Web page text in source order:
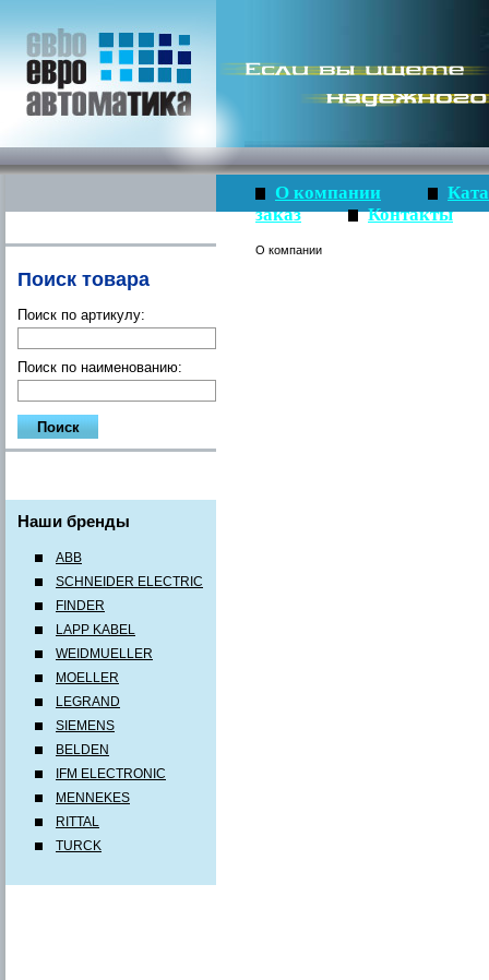
Поиск товара
Поиск по артикулу:
Поиск по наименованию:
Наши бренды
ABB
SCHNEIDER ELECTRIC
FINDER
LAPP KABEL
WEIDMUELLER
MOELLER
LEGRAND
SIEMENS
BELDEN
IFM ELECTRONIC
MENNEKES
RITTAL
TURCK
О компании
заказ
Контакты
О компании